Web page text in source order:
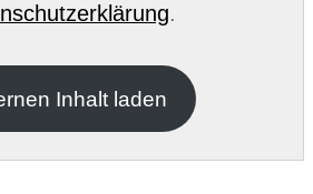
.
Inhalt laden